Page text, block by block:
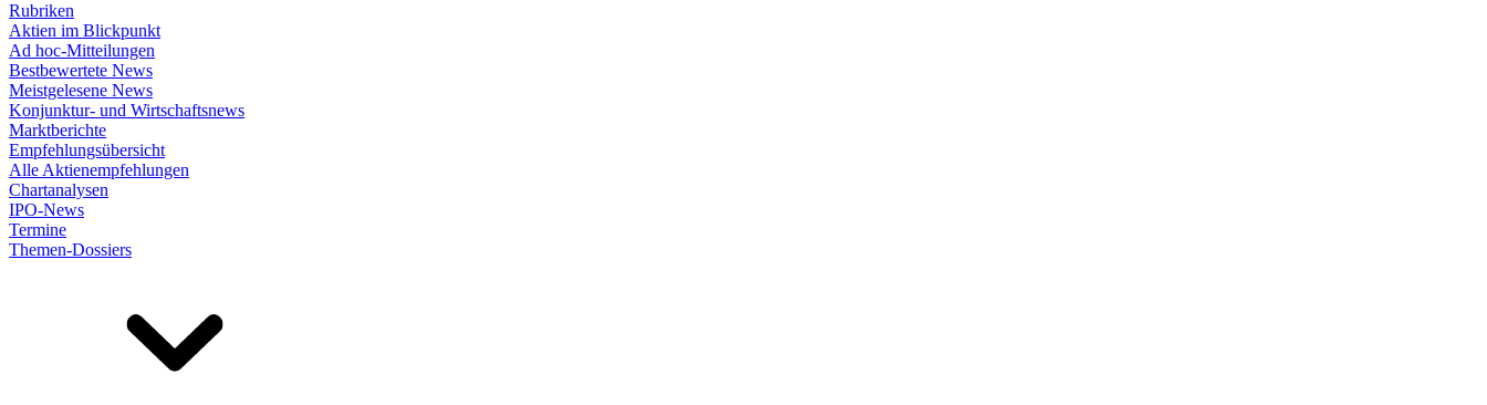
Rubriken
Aktien im Blickpunkt
Ad hoc-Mitteilungen
Bestbewertete News
Meistgelesene News
Konjunktur- und Wirtschaftsnews
Marktberichte
Empfehlungsübersicht
Alle Aktienempfehlungen
Chartanalysen
IPO-News
Termine
Themen-Dossiers